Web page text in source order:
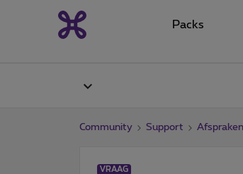
Packs
Community Support
VRAAG